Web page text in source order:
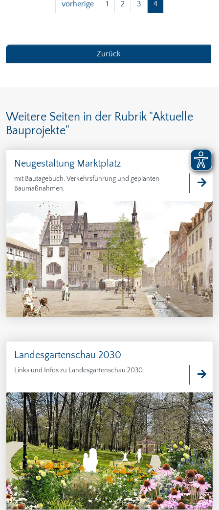
vorherige 1 2 3 4
Zurück
Weitere Seiten in der Rubrik "Aktuelle
Bauprojekte"
Neugestaltung Marktplatz
mit Bautagebuch, Verkehrsführung und geplanten
Baumaßnahmen.
Landesgartenschau 2030
Links und Infos zu Landesgartenschau 2030.